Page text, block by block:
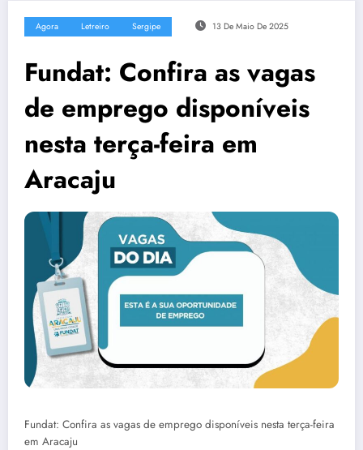
Agora Letreiro Sergipe 13 De Maio De 2025
Fundat: Confira as vagas
de emprego disponíveis
nesta terça-feira em
Aracaju
Fundat: Confira as vagas de emprego disponíveis nesta terça-feira
em Aracaju